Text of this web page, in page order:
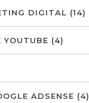
DIGITAL (14)
YOUTUBE (4)
ADSENSE (4)